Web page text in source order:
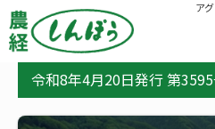
ア
事業案内 出版案内
バックナンバー
令和8年4月20日発行 第